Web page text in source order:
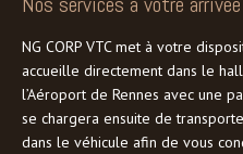
NG CORP VTC met à votre
accueille directement dans le
l’Aéroport de Rennes avec une
se chargera ensuite de
dans le véhicule afin de vous